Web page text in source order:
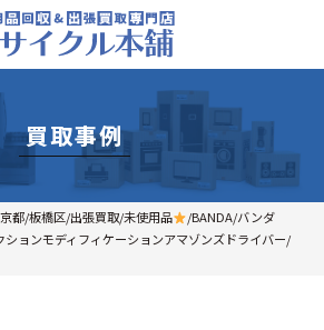
買取事例
都/板橋区/出張買取/未使用品
/BANDA/バンダ
ションモディフィケーションアマゾンズドライバー/